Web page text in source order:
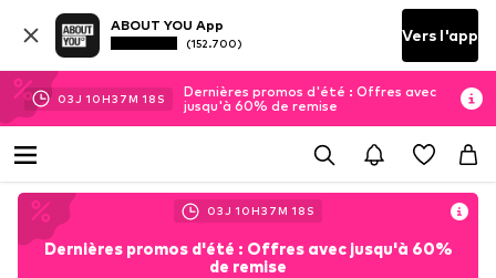
ABOUT YOU App
(152.700) Vers l'app
03J 10H37M 15 S
Dernières promos d'été : Offres avec
jusqu'à 60% de remise
03J 10H37M 15 S
Dernières promos d'été : Offres avec jusqu'à 60%
de remise